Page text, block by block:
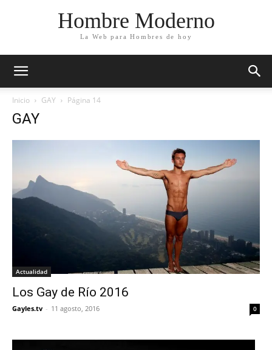
Hombre Moderno
La Web para Hombres de hoy
Inicio GAY Página 14
GAY
Actualidad
Los Gay de Río 2016
Gayles.tv - 11 agosto, 2016 0